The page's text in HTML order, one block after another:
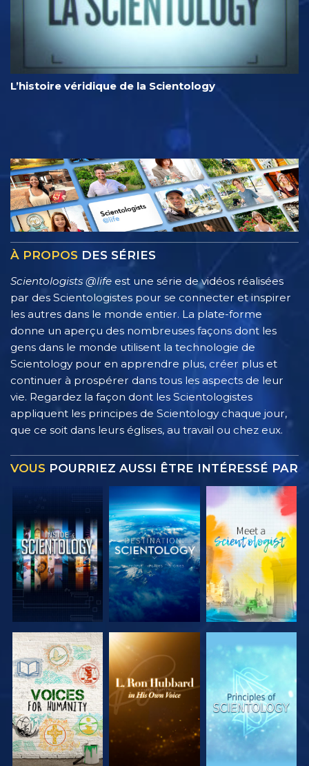
L’histoire véridique de la Scientology
À PROPOS DES SÉRIES
Scientologists @life est une série de vidéos réalisées
par des Scientologistes pour se connecter et inspirer
les autres dans le monde entier. La plate-forme
donne un aperçu des nombreuses façons dont les
gens dans le monde utilisent la technologie de
Scientology pour en apprendre plus, créer plus et
continuer à prospérer dans tous les aspects de leur
vie. Regardez la façon dont les Scientologistes
appliquent les principes de Scientology chaque jour,
que ce soit dans leurs églises, au travail ou chez eux.
VOUS POURRIEZ AUSSI ÊTRE INTÉRESSÉ PAR
DÉCOUVRIR
LES SÉRIES
DÉCOUVRIR
LES SÉRIES
DÉCOUVRIR
LES SÉRIES